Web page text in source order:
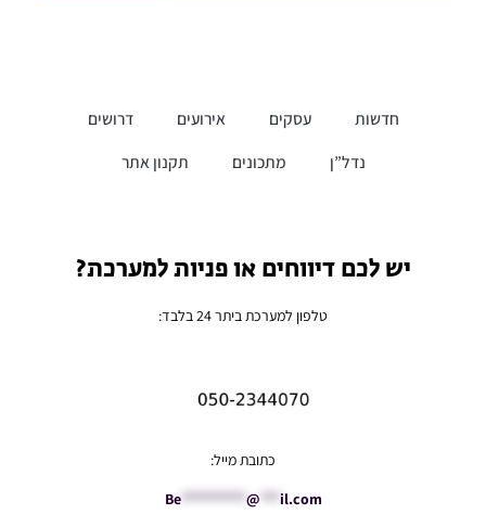
חדשות עסקים אירועים
דרושים
נדל”ן
מתכונים תקנון אתר
יש לכם דיווחים או פניות למערכת?
טלפון למערכת ביתר 24 בלבד:
כתובת מייל:
Be********** @ *** il.com